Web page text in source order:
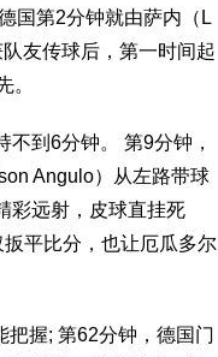
国第2分钟就由萨内（L
友传球后，第一时间起
。
到6分钟。 第9分钟，
Angulo）从左路带球
彩远射，皮球直挂死
扳平比分，也让厄瓜多尔
握; 第62分钟，德国门